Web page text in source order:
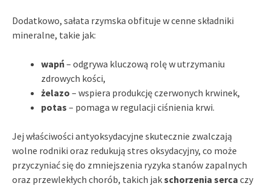
Dodatkowo, sałata rzymska obfituje w cenne składniki
mineralne, takie jak:
wapń– odgrywa kluczową rolę w utrzymaniu
zdrowych kości,
żelazo – wspiera produkcję czerwonych krwinek,
potas – pomaga w regulacji ciśnienia krwi.
Jej właściwości antyoksydacyjne skutecznie zwalczają
wolne rodniki oraz redukują stres oksydacyjny, co może
przyczyniać się do zmniejszenia ryzyka stanów zapalnych
oraz przewlekłych chorób, takich jakschorzenia serca czy